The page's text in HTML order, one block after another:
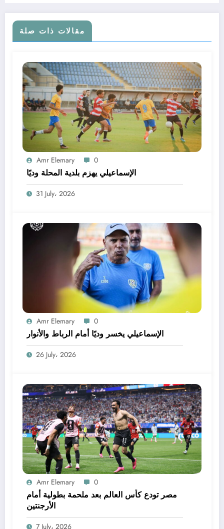
مقالات ذات صلة
Amr Elemary 0
الإسماعيلي يهزم بلدية المحلة وديًا
31 July، 2026
Amr Elemary 0
الإسماعيلي يخسر وديًا أمام الرباط والأنوار
26 July، 2026
Amr Elemary 0
مصر تودع كأس العالم بعد ملحمة بطولية أمام
الأرجنتين
7 July، 2026